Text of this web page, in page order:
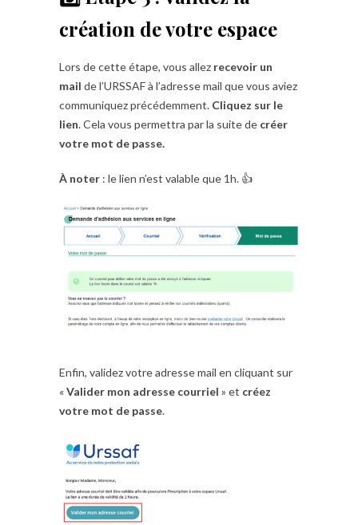
création de votre espace
Lors de cette étape, vous allez recevoir un
mail de l’URSSAF à l’adresse mail que vous aviez
communiquez précédemment. Cliquez sur le
lien. Cela vous permettra par la suite de créer
votre mot de passe.
À noter : le lien n’est valable que 1h. 👍
Enfin, validez votre adresse mail en cliquant sur
«Valider mon adresse courriel » et créez
votre mot de passe.